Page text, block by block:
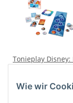
Wie wir
Tonieplay Disney:
Alter Preis:24,99 €